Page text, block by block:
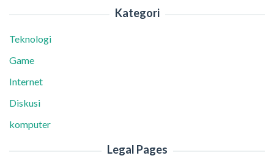
Kategori
Teknologi
Game
Internet
Diskusi
komputer
Legal Pages